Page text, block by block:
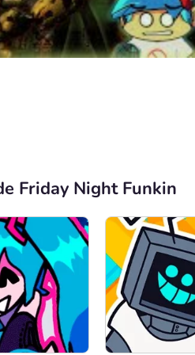
Friday Night Funkin